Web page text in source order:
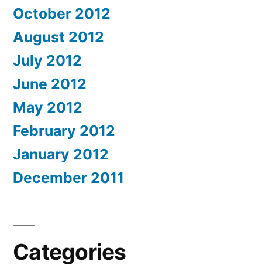
October 2012
August 2012
July 2012
June 2012
May 2012
February 2012
January 2012
December 2011
Categories